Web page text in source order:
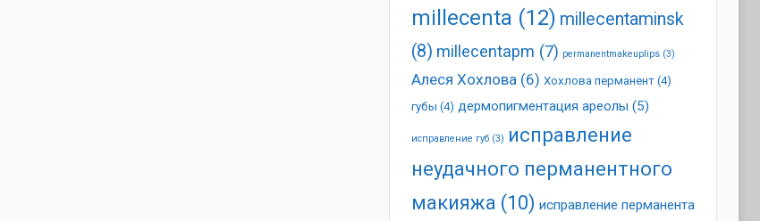
millecenta (12) millecentaminsk
(8) millecentapm (7) permanentmakeuplips(3)
Алеся Хохлова(6) Хохлова перманент(4)
губы (4) дермопигментация ареолы (5)
исправление губ(3) исправление
неудачного перманентного
макияжа (10) исправление перманента